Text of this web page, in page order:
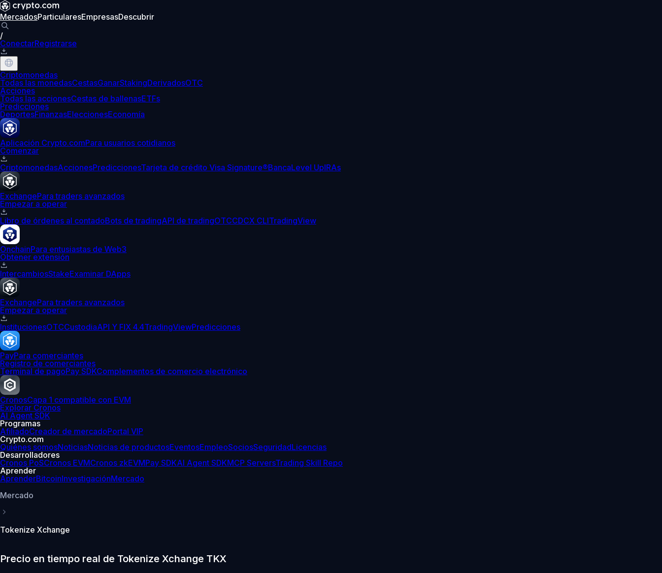
MercadosParticularesEmpresasDescubrir
/
ConectarRegistrarse
Criptomonedas
Todas las monedasCestasGanarStakingDerivadosOTC
Acciones
Todas las accionesCestas de ballenasETFs
Predicciones
DeportesFinanzasEleccionesEconomía
Aplicación Crypto.comPara usuarios cotidianos
Comenzar
CriptomonedasAccionesPrediccionesTarjeta de crédito Visa Signature®BancaLevel UpIRAs
ExchangePara traders avanzados
Empezar a operar
Libro de órdenes al contadoBots de tradingAPI de tradingOTCCDCX CLITradingView
OnchainPara entusiastas de Web3
Obtener extensión
IntercambiosStakeExaminar DApps
ExchangePara traders avanzados
Empezar a operar
InstitucionesOTCCustodiaAPI Y FIX 4.4TradingViewPredicciones
PayPara comerciantes
Registro de comerciantes
Terminal de pagoPay SDKComplementos de comercio electrónico
CronosCapa 1 compatible con EVM
Explorar Cronos
AI Agent SDK
Programas
AfiliadoCreador de mercadoPortal VIP
Crypto.com
Quiénes somosNoticiasNoticias de productosEventosEmpleoSociosSeguridadLicencias
Desarrolladores
Cronos PoSCronos EVMCronos zkEVMPay SDKAI Agent SDKMCP ServersTrading Skill Repo
Aprender
AprenderBitcoinInvestigaciónMercado
Mercado
Tokenize Xchange
Precio en tiempo real de Tokenize Xchange TKX